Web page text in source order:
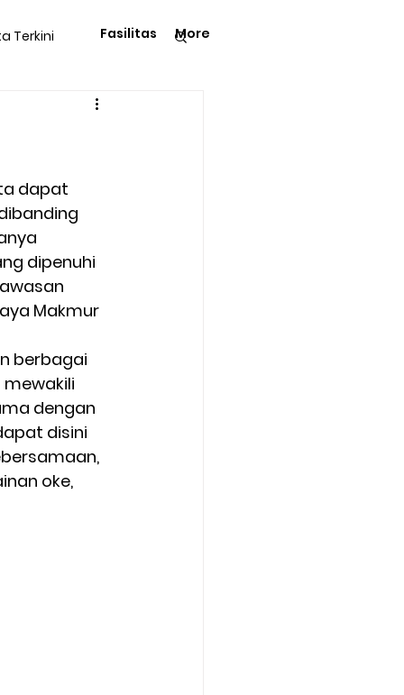
Fasilitas More
Terkini
Pengetahuan
Tips & Trik
Rohani
dapat
dipenuhi
Makmur
berbagai
dengan
disini
oke,